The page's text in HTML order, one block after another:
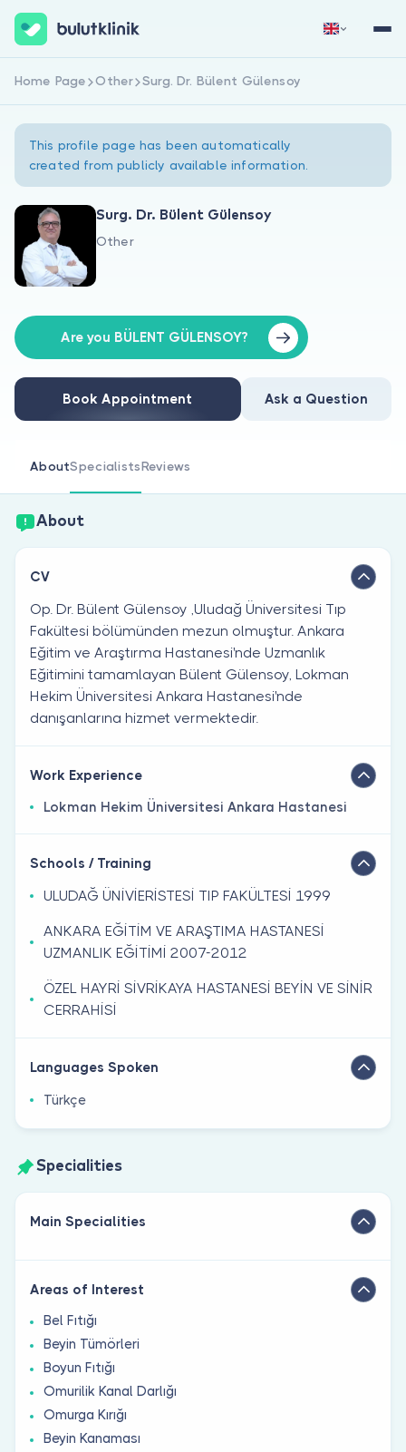
About Us
For Doctors
Are you a doctor?
Sign Up Now Sign In
Home Page Other Surg. Dr. Bülent Gülensoy
This profile page has been automatically
created from publicly available information.
Surg. Dr. Bülent Gülensoy
Other
Are you BÜLENT GÜLENSOY?
Book Appointment Ask a Question
AboutSpecialistsReviews
About
CV
Op. Dr. Bülent Gülensoy ,Uludağ Üniversitesi Tıp
Fakültesi bölümünden mezun olmuştur. Ankara
Eğitim ve Araştırma Hastanesi'nde Uzmanlık
Eğitimini tamamlayan Bülent Gülensoy, Lokman
Hekim Üniversitesi Ankara Hastanesi'nde
danışanlarına hizmet vermektedir.
Work Experience
Lokman Hekim Üniversitesi Ankara Hastanesi
Schools / Training
ULUDAĞ ÜNİVİERİSTESİ TIP FAKÜLTESİ 1999
ANKARA EĞİTİM VE ARAŞTIMA HASTANESİ
UZMANLIK EĞİTİMİ 2007-2012
ÖZEL HAYRİ SİVRİKAYA HASTANESİ BEYİN VE SİNİR
CERRAHİSİ
Languages Spoken
Türkçe
Specialities
Main Specialities
Areas of Interest
Bel Fıtığı
Beyin Tümörleri
Boyun Fıtığı
Omurilik Kanal Darlığı
Omurga Kırığı
Beyin Kanaması